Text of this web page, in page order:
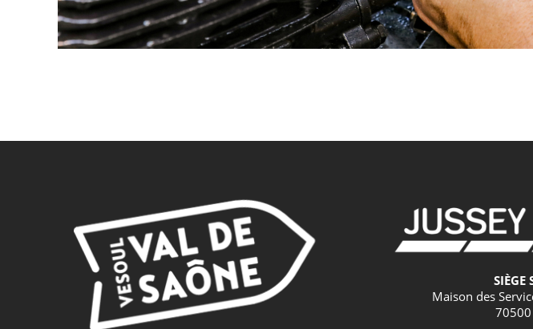
SIÈGE
Maison des
70500